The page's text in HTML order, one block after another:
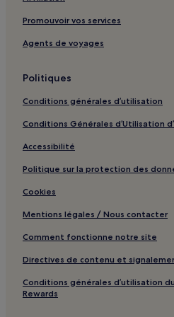
Akçay : hôtels Hôtels avec
Sarimsakli : hôtels Hôtels avec
Sarimsakli : hôtels Hôtels avec
Sarimsakli : hôtels Hôtels
Promouvoir vos services
Agents de voyages
Politiques
Conditions générales d’utilisation
Conditions Générales d’Utilisation
Accessibilité
Politique sur la protection des
Cookies
Mentions légales / Nous contacter
Comment fonctionne notre site
Directives de contenu et
Conditions générales d’utilisation
Rewards